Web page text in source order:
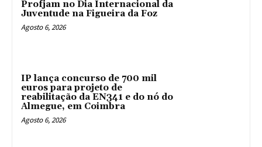
Profjam no Dia Internacional da
Juventude na Figueira da Foz
Agosto 6, 2026
IP lança concurso de 700 mil
euros para projeto de
reabilitação da EN341 e do nó do
Almegue, em Coimbra
Agosto 6, 2026